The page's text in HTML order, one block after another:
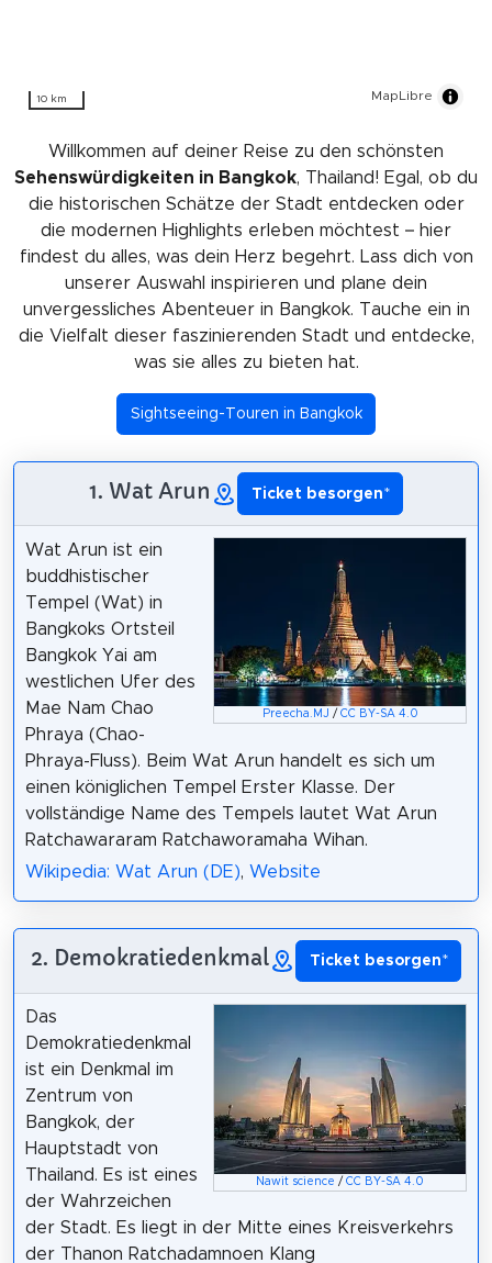
10 km MapLibre
Willkommen auf deiner Reise zu den schönsten
Sehenswürdigkeiten in Bangkok, Thailand! Egal, ob du
die historischen Schätze der Stadt entdecken oder
die modernen Highlights erleben möchtest – hier
findest du alles, was dein Herz begehrt. Lass dich von
unserer Auswahl inspirieren und plane dein
unvergessliches Abenteuer in Bangkok. Tauche ein in
die Vielfalt dieser faszinierenden Stadt und entdecke,
was sie alles zu bieten hat.
Sightseeing-Touren in Bangkok
1. Wat Arun Ticket besorgen*
Preecha.MJ / CC BY-SA 4.0
Wat Arun ist ein
buddhistischer
Tempel (Wat) in
Bangkoks Ortsteil
Bangkok Yai am
westlichen Ufer des
Mae Nam Chao
Phraya (Chao-
Phraya-Fluss). Beim Wat Arun handelt es sich um
einen königlichen Tempel Erster Klasse. Der
vollständige Name des Tempels lautet Wat Arun
Ratchawararam Ratchaworamaha Wihan.
Wikipedia: Wat Arun (DE), Website
2. Demokratiedenkmal Ticket besorgen*
Nawit science /CC BY-SA 4.0
Das
Demokratiedenkmal
ist ein Denkmal im
Zentrum von
Bangkok, der
Hauptstadt von
Thailand. Es ist eines
der Wahrzeichen
der Stadt. Es liegt in der Mitte eines Kreisverkehrs
der Thanon Ratchadamnoen Klang